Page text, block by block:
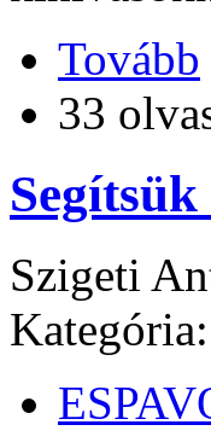
Tovább
33
Szigeti
Kategória: